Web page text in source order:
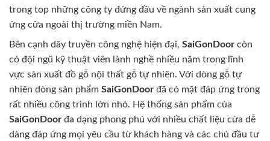
trong top những công ty đứng đầu về ngành sản xuất cung
ứng cửa ngoài thị trường miền Nam.
Bên cạnh dây truyền công nghệ hiện đại, SaiGonDoor còn
có đội ngũ kỹ thuật viên lành nghề nhiều năm trong lĩnh
vực sản xuất đồ gỗ nội thất gỗ tự nhiên. Với dòng gỗ tự
nhiên dòng sản phẩm SaiGonDoor đã có mặt đáp ứng trong
rất nhiều công trình lớn nhỏ. Hệ thống sản phẩm của
SaiGonDoor đa dạng phong phú với nhiều chất liệu cửa dễ
dàng đáp ứng mọi yêu cầu từ khách hàng và các chủ đầu tư